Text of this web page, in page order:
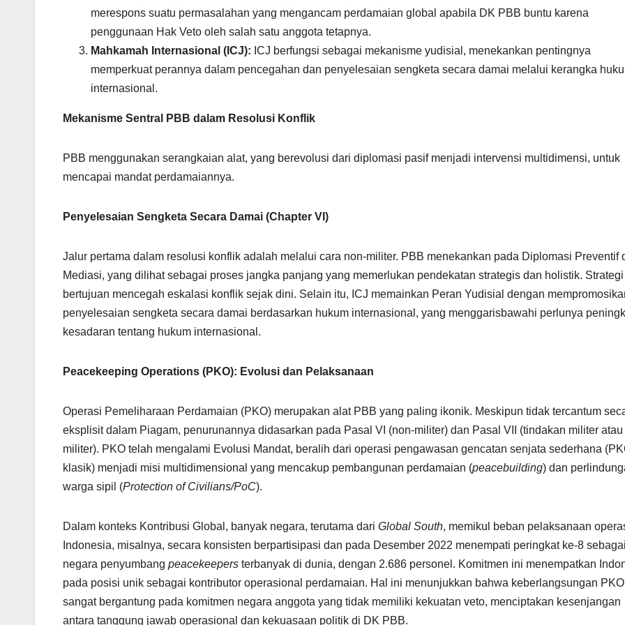
merespons suatu permasalahan yang mengancam perdamaian global apabila DK PBB buntu karena
penggunaan Hak Veto oleh salah satu anggota tetapnya.
Mahkamah Internasional (ICJ): ICJ berfungsi sebagai mekanisme yudisial, menekankan pentingnya
memperkuat perannya dalam pencegahan dan penyelesaian sengketa secara damai melalui kerangka
internasional.
Mekanisme Sentral PBB dalam Resolusi Konflik
PBB menggunakan serangkaian alat, yang berevolusi dari diplomasi pasif menjadi intervensi multidimensi, untuk
mencapai mandat perdamaiannya.
Penyelesaian Sengketa Secara Damai (Chapter VI)
Jalur pertama dalam resolusi konflik adalah melalui cara non-militer. PBB menekankan pada Diplomasi Preventif
Mediasi, yang dilihat sebagai proses jangka panjang yang memerlukan pendekatan strategis dan holistik.
bertujuan mencegah eskalasi konflik sejak dini. Selain itu, ICJ memainkan Peran Yudisial dengan
penyelesaian sengketa secara damai berdasarkan hukum internasional, yang menggarisbawahi perlunya
kesadaran tentang hukum internasional.
Peacekeeping Operations (PKO): Evolusi dan Pelaksanaan
Operasi Pemeliharaan Perdamaian (PKO) merupakan alat PBB yang paling ikonik. Meskipun tidak tercantum
eksplisit dalam Piagam, penurunannya didasarkan pada Pasal VI (non-militer) dan Pasal VII (tindakan militer atau
militer). PKO telah mengalami Evolusi Mandat, beralih dari operasi pengawasan gencatan senjata sederhana
klasik) menjadi misi multidimensional yang mencakup pembangunan perdamaian (peacebuilding) dan
warga sipil (Protection of Civilians/PoC).
Dalam konteks Kontribusi Global, banyak negara, terutama dari Global South, memikul beban pelaksanaan
Indonesia, misalnya, secara konsisten berpartisipasi dan pada Desember 2022 menempati peringkat ke-8 sebagai
negara penyumbang peacekeepers terbanyak di dunia, dengan 2.686 personel. Komitmen ini menempatkan
pada posisi unik sebagai kontributor operasional perdamaian. Hal ini menunjukkan bahwa keberlangsungan PKO
sangat bergantung pada komitmen negara anggota yang tidak memiliki kekuatan veto, menciptakan kesenjangan
antara tanggung jawab operasional dan kekuasaan politik di DK PBB.